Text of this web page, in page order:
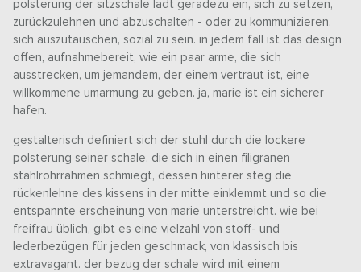
polsterung der sitzschale lädt geradezu ein, sich zu setzen,
zurückzulehnen und abzuschalten - oder zu kommunizieren,
sich auszutauschen, sozial zu sein. in jedem fall ist das design
offen, aufnahmebereit, wie ein paar arme, die sich
ausstrecken, um jemandem, der einem vertraut ist, eine
willkommene umarmung zu geben. ja, marie ist ein sicherer
hafen.
gestalterisch definiert sich der stuhl durch die lockere
polsterung seiner schale, die sich in einen filigranen
stahlrohrrahmen schmiegt, dessen hinterer steg die
rückenlehne des kissens in der mitte einklemmt und so die
entspannte erscheinung von marie unterstreicht. wie bei
freifrau üblich, gibt es eine vielzahl von stoff- und
lederbezügen für jeden geschmack, von klassisch bis
extravagant. der bezug der schale wird mit einem